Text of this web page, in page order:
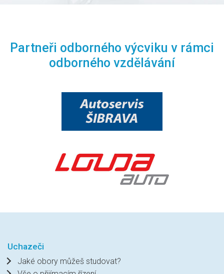
Partneři odborného výcviku v rámci
odborného vzdělávání
Uchazeči
Jaké obory můžeš studovat?